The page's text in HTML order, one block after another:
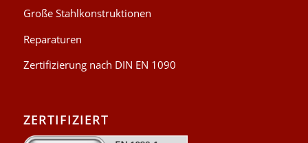
Große Stahlkonstruktionen
Reparaturen
Zertifizierung nach DIN EN 1090
ZERTIFIZIERT